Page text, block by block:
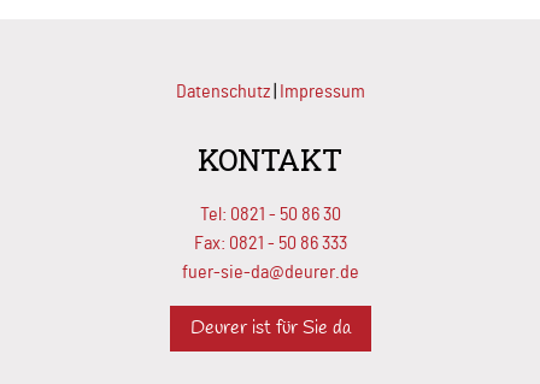
Datenschutz| Impressum
KONTAKT
Tel: 0821 - 50 86 30
Fax: 0821 - 50 86 333
fuer-sie-da@deurer.de
Deurer ist für Sie da